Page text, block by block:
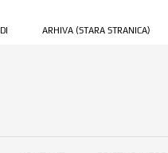
ARHIVA (STARA STRANICA)